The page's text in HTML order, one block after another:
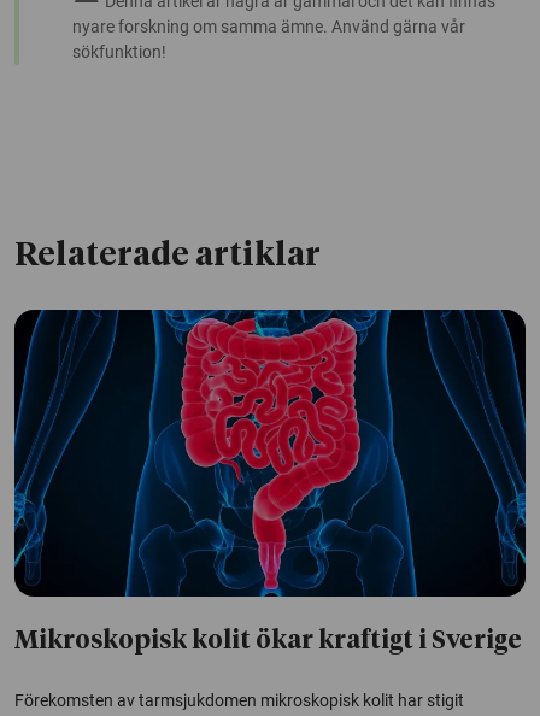
nyare forskning om samma ämne. Använd gärna vår
sökfunktion!
Relaterade artiklar
Mikroskopisk kolit ökar kraftigt i Sverige
Förekomsten av tarmsjukdomen mikroskopisk kolit har stigit